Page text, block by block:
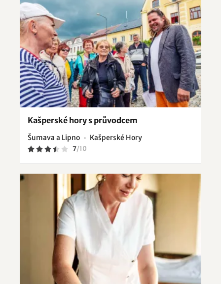
Kašperské hory s průvodcem
Šumava a Lipno Kašperské Hory
7/10